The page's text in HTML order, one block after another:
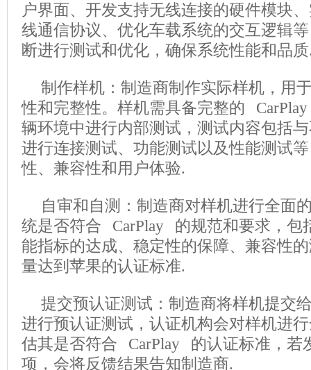
户界面、开发支持无线连接的硬件模块
线通信协议、优化车载系统的交互逻辑
断进行测试和优化，确保系统性能和品
制作样机：制造商制作实际样机，用
性和完整性。样机需具备完整的
辆环境中进行内部测试，测试内容包括
进行连接测试、功能测试以及性能测试
性、兼容性和用户体验.
自审和自测：制造商对样机进行全面
统是否符合 CarPlay 的规范和要求，包
能指标的达成、稳定性的保障、兼容性
量达到苹果的认证标准.
提交预认证测试：制造商将样机提交
进行预认证测试，认证机构会对样机进
估其是否符合 CarPlay 的认证标准，若
项，会将反馈结果告知制造商.